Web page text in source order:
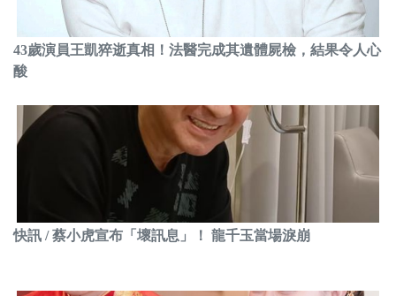
43歲演員王凱猝逝真相！法醫完成其遺體屍檢，結果令人心
酸
快訊 / 蔡小虎宣布「壞訊息」！ 龍千玉當場淚崩